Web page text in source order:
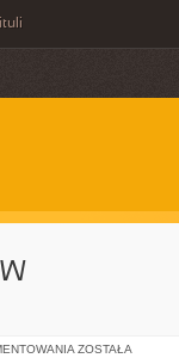
Tituli
PANNA
ZOSTAŁA